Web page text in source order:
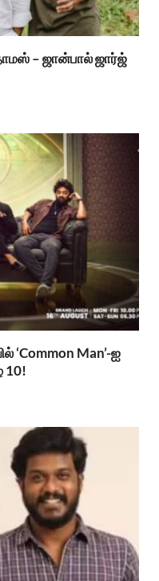
– ஜான்பால் ஜார்ஜ்
‘Common Man’-ஐ
10!